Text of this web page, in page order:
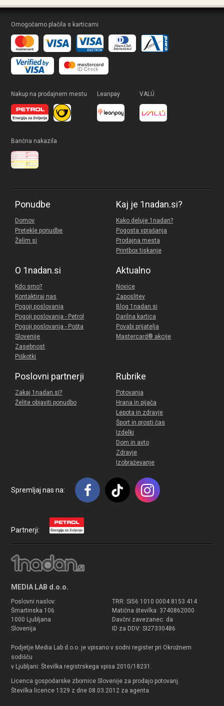
Omogočamo plačila s karticami
Nakup na prodajnem mestu Leanpay VALÚ
Bančna nakazila
Ponudbe
Domov
Pretekle ponudbe
Želim si
Kaj je 1nadan.si?
Kako deluje 1nadan?
Pogosta vprašanja
Prodajna mesta
Printbox tiskanje
O 1nadan.si
Kdo smo?
Kontaktiraj nas
Pogoji poslovanja
Pogoji poslovanja - Petrol
Pogoji poslovanja - Pošta
Slovenije
Zasebnost
Piškotki
Aktualno
Novice
Zaposlitev
Blog 1nadan.si
Darilna kartica
Povabi prijatelja
Mastercard® akcije
Poslovni partnerji
Zakaj 1nadan.si?
Želite objaviti ponudbo
Rubrike
Potovanja
Hrana in pijača
Lepota in zdravje
Šport in prosti čas
Izdelki
Dom in avto
Zdravje
Izobraževanje
Spremljaj nas na:
Partnerji:
MEDIA LAB d.o.o.
Poslovni naslov:
Šmartinska 106
1000 Ljubljana
Slovenija
TRR: SI56 1010 0004 8153 414
Matična številka: 3740862000
Davčni zavezanec: da
ID za DDV: SI27330486
Podjetje Media Lab d.o.o. je vpisano v sodni register pri Okrožnem
sodišču
v Ljubljani: Številka registrskega vpisa 2010/18231.
Licenca gospodarske zbornice Slovenije za prodajo potovanj.
Številka licence 1329 z dne 08.03.2012 za agenta.